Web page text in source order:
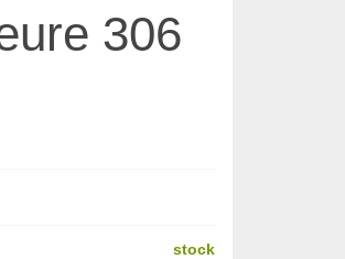
306
stock